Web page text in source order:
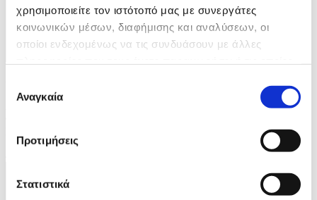
χρησιμοποιείτε τον ιστότοπό μας με συνεργάτες
κοινωνικών μέσων, διαφήμισης και αναλύσεων, οι
οποίοι ενδεχομένως να τις συνδυάσουν με άλλες
των υπηρεσιών τους.
συγκατάθεσης
Αναγκαία
Προτιμήσεις
Στατιστικά
Ανθισμένες κερασιές στη φύση του Ναυπλίου, Τρίτη 24